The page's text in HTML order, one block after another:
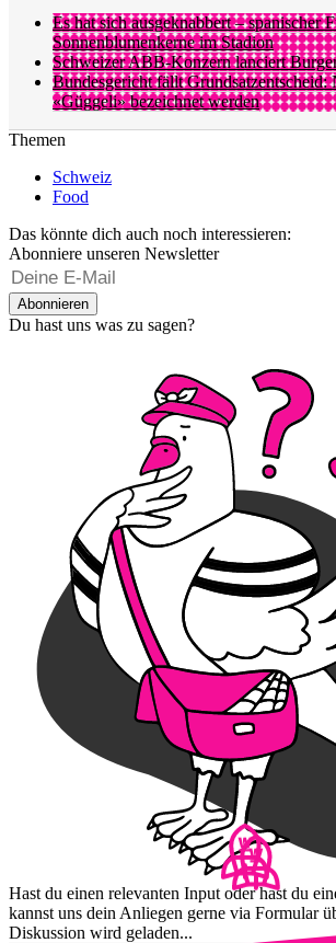
Es hat sich ausgeknabbert – spanischer
Sonnenblumenkerne im Stadion
Schweizer ABB-Konzern lanciert
Bundesgericht fällt Grundsatzentscheid:
«Güggeli» bezeichnet werden
Themen
Schweiz
Food
Das könnte dich auch noch interessieren:
Abonniere unseren Newsletter
Abonnieren
Du hast uns was zu sagen?
Hast du einen relevanten Input oder hast du
kannst uns dein Anliegen gerne via Formular
Diskussion wird geladen...